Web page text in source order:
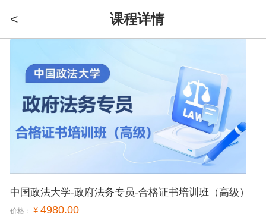
< 课程详情
中国政法大学-政府法务专员-合格证书培训班（高级）
价格：¥4980.00